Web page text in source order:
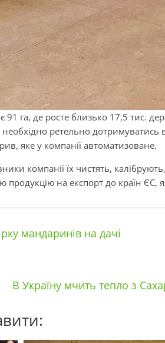
91 га, де росте близько 17,5 тис.
ретельно дотримуватись
яке у компанії автоматизоване.
компанії їх чистять,
продукцію на експорт до країн ЄС,
мандаринів на дачі
В Україну мчить тепло з